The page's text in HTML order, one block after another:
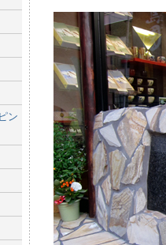
ン